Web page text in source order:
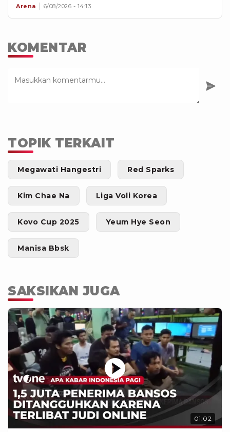
Arena 6/08/2026 - 14:13
KOMENTAR
TOPIK TERKAIT
Megawati Hangestri Red Sparks
Kim Chae Na Liga Voli Korea
Kovo Cup 2025 Yeum Hye Seon
Manisa Bbsk
SAKSIKAN JUGA
01:02